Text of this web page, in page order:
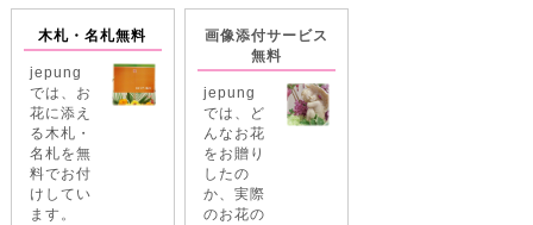
木札・名札無料
jepung
では、お
花に添え
る木札・
名札を無
料でお付
けしてい
ます。
画像添付サービス
無料
jepung
では、ど
んなお花
をお贈り
したの
か、実際
のお花の